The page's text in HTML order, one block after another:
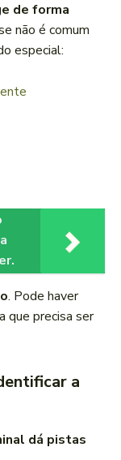
de forma
não é comum
especial:
. Pode haver
que precisa ser
a
dá pistas